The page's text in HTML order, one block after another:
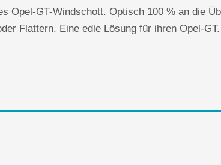
Opel-GT-Windschott. Optisch 100 % an die
Flattern. Eine edle Lösung für ihren Opel-